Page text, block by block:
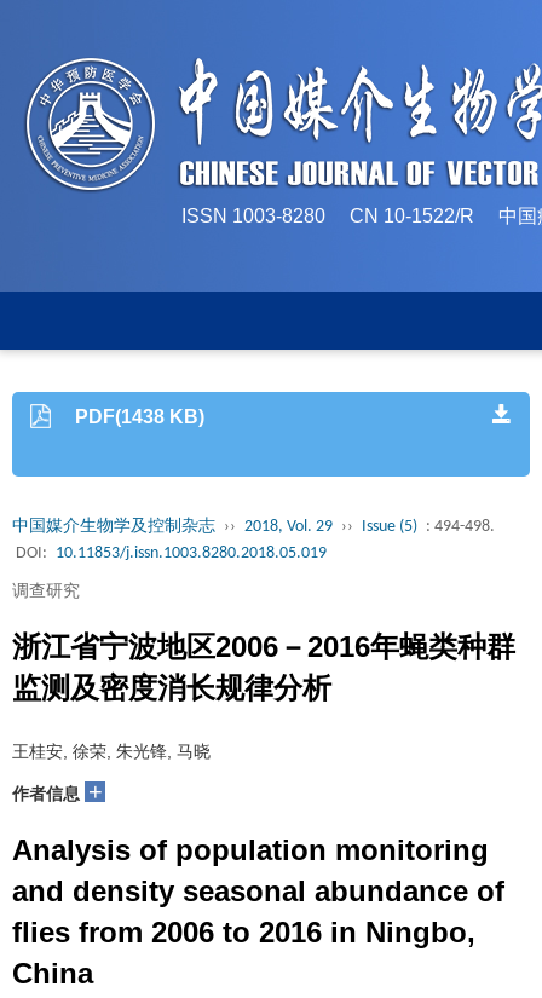
ISSN 1003-8280 CN 10-1522/R 中国
PDF(1438 KB)
中国媒介生物学及控制杂志 ›› 2018, Vol. 29 ›› Issue (5) : 494-498.
DOI: 10.11853/j.issn.1003.8280.2018.05.019
调查研究
浙江省宁波地区2006－2016年蝇类种群
监测及密度消长规律分析
王桂安, 徐荣, 朱光锋, 马晓
作者信息 +
Analysis of population monitoring
and density seasonal abundance of
flies from 2006 to 2016 in Ningbo,
China